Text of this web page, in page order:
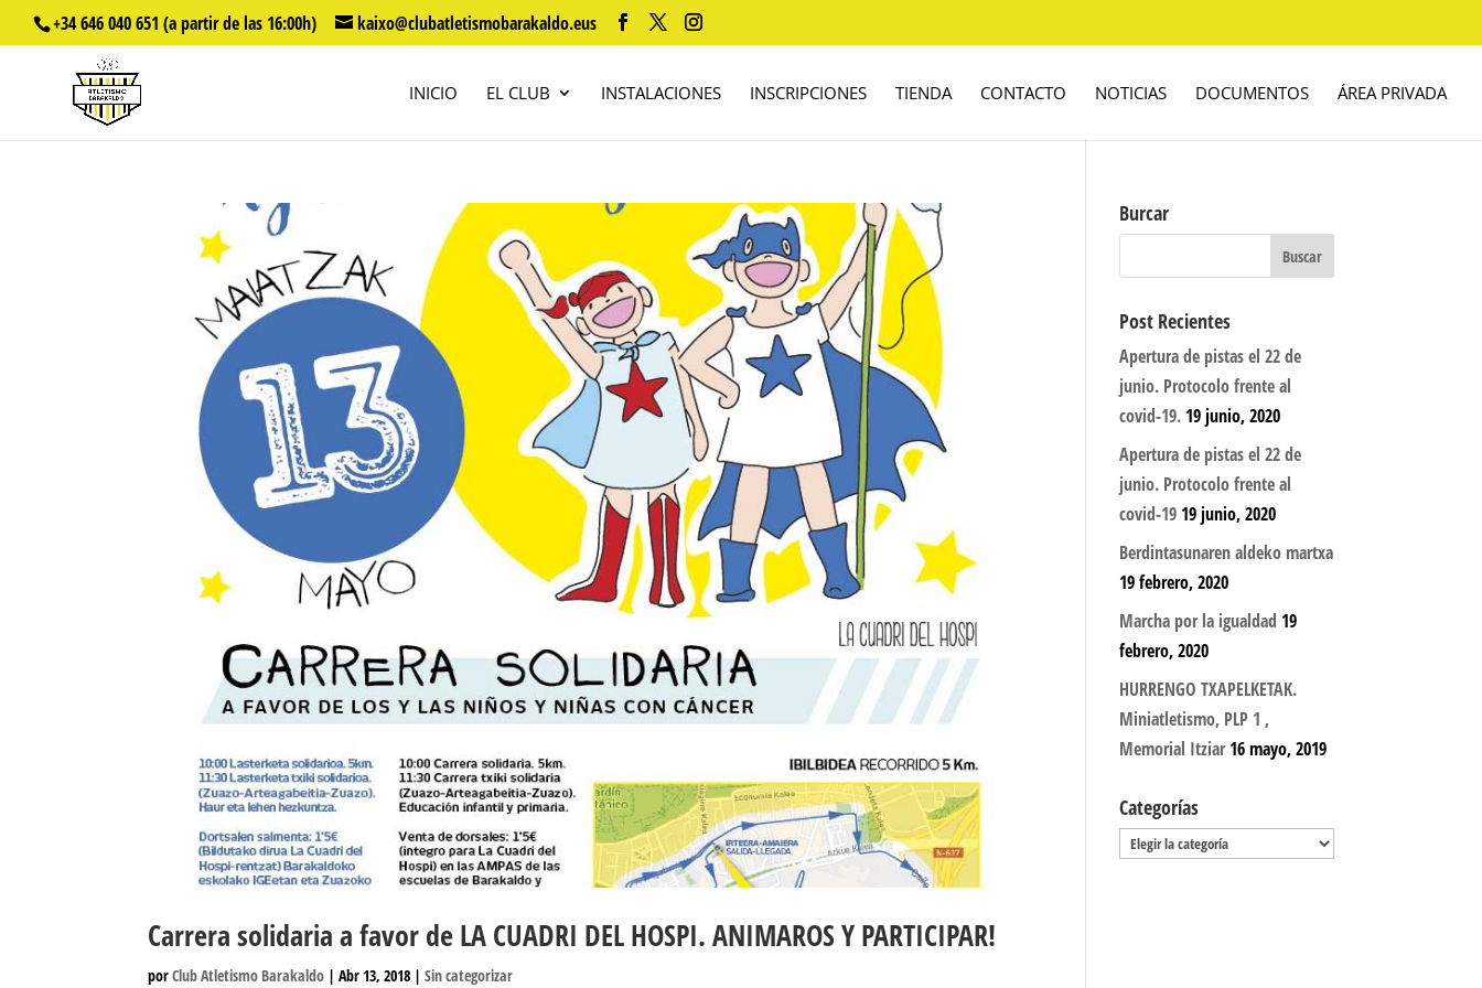
+34 646 040 651 (a partir de las 16:00h) kaixo@clubatletismobarakaldo.eus
INICIO EL CLUB INSTALACIONES INSCRIPCIONES TIENDA CONTACTO NOTICIAS DOCUMENTOS ÁREA PRIVADA
Carrera solidaria a favor de LA CUADRI DEL HOSPI. ANIMAROS Y PARTICIPAR!
porClub Atletismo Barakaldo |Abr 13, 2018 |Sin categorizar
Burcar
Post Recientes
Apertura de pistas el 22 de
junio. Protocolo frente al
covid-19. 19 junio, 2020
Apertura de pistas el 22 de
junio. Protocolo frente al
covid-19 19 junio, 2020
Berdintasunaren aldeko martxa
19 febrero, 2020
Marcha por la igualdad 19
febrero, 2020
HURRENGO TXAPELKETAK.
Miniatletismo, PLP 1 ,
Memorial Itziar 16 mayo, 2019
Categorías
Categorías